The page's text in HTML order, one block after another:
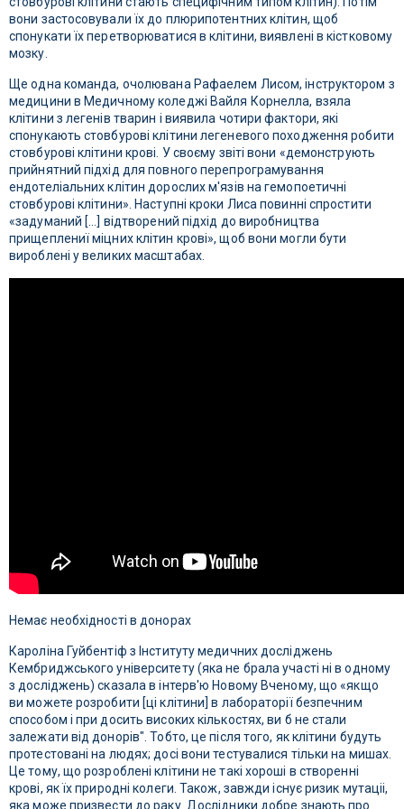
вони застосовували їх до плюрипотентних клітин, щоб
спонукати їх перетворюватися в клітини, виявлені в кістковому
мозку.
Ще одна команда, очолювана Рафаелем Лисом, інструктором з
медицини в Медичному коледжі Вайля Корнелла, взяла
клітини з легенів тварин і виявила чотири фактори, які
спонукають стовбурові клітини легеневого походження робити
стовбурові клітини крові. У своєму звіті вони «демонструють
прийнятний підхід для повного перепрограмування
ендотеліальних клітин дорослих м'язів на гемопоетичні
стовбурові клітини». Наступні кроки Лиса повинні спростити
«задуманий [...] відтворений підхід до виробництва
прищеплениї міцних клітин крові», щоб вони могли бути
вироблені у великих масштабах.
Немає необхідності в донорах
Кароліна Гуйбентіф з Інституту медичних досліджень
Кембриджського університету (яка не брала участі ні в одному
з досліджень) сказала в інтерв'ю Новому Вченому, що «якщо
ви можете розробити [ці клітини] в лабораторії безпечним
способом і при досить високих кількостях, ви б не стали
залежати від донорів". Тобто, це після того, як клітини будуть
протестовані на людях; досі вони тестувалися тільки на мишах.
Це тому, що розроблені клітини не такі хороші в створенні
крові, як їх природні колеги. Також, завжди існує ризик мутаціі,
яка може призвести до раку. Дослідники добре знають про